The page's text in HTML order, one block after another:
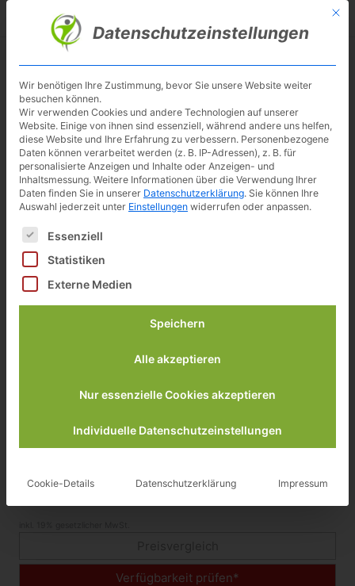
Skip
Besuche meinen Youtube-Kanal ▶︎
Sensoren /
Geschwindigkeitsmesser
Garmin Bike Geschwindigkeits – und
Verfügbarkeit prüfen*
Mit
Datenschutzeinstellungen
Wir benötigen Ihre Zustimmung, bevor Sie unsere Website weiter
besuchen können.
Wir verwenden Cookies und andere Technologien auf unserer
Website. Einige von ihnen sind essenziell, während andere uns helfen,
diese Website und Ihre Erfahrung zu verbessern. Personenbezogene
Daten können verarbeitet werden (z. B. IP-Adressen), z. B. für
personalisierte Anzeigen und Inhalte oder Anzeigen- und
Inhaltsmessung. Weitere Informationen über die Verwendung Ihrer
Daten finden Sie in unserer Datenschutzerklärung. Sie können Ihre
Auswahl jederzeit unter Einstellungen widerrufen oder anpassen.
Es folgt eine Liste der Service-Gruppen, für die eine
Essenziell
Statistiken
Externe Medien
Speichern
Alle akzeptieren
Nur essenzielle Cookies akzeptieren
Individuelle Datenschutzeinstellungen
Cookie-Details Datenschutzerklärung Impressum